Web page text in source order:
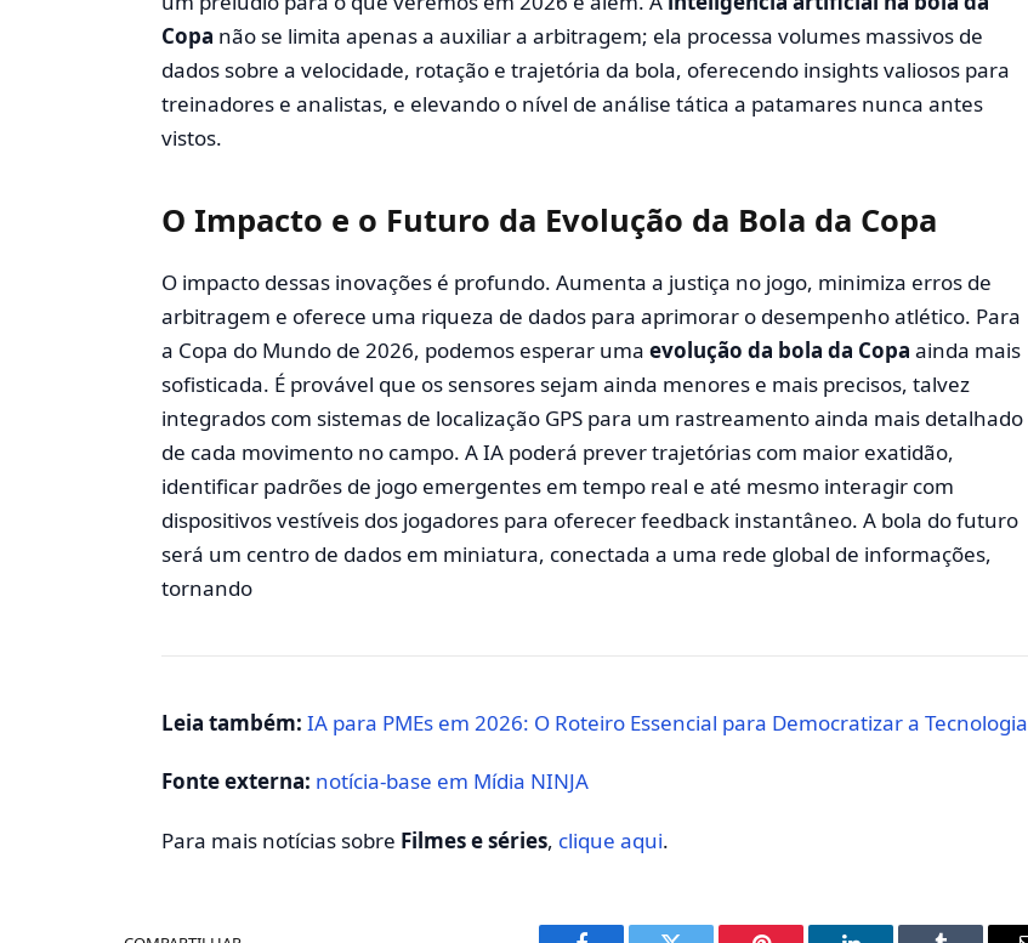
Copa não se limita apenas a auxiliar a arbitragem; ela processa volumes massivos de
dados sobre a velocidade, rotação e trajetória da bola, oferecendo insights valiosos para
treinadores e analistas, e elevando o nível de análise tática a patamares nunca antes
vistos.
O Impacto e o Futuro da Evolução da Bola da Copa
O impacto dessas inovações é profundo. Aumenta a justiça no jogo, minimiza erros de
arbitragem e oferece uma riqueza de dados para aprimorar o desempenho atlético. Para
a Copa do Mundo de 2026, podemos esperar uma evolução da bola da Copa ainda mais
sofisticada. É provável que os sensores sejam ainda menores e mais precisos, talvez
integrados com sistemas de localização GPS para um rastreamento ainda mais detalhado
de cada movimento no campo. A IA poderá prever trajetórias com maior exatidão,
identificar padrões de jogo emergentes em tempo real e até mesmo interagir com
dispositivos vestíveis dos jogadores para oferecer feedback instantâneo. A bola do futuro
será um centro de dados em miniatura, conectada a uma rede global de informações,
tornando
Leia também: IA para PMEs em 2026: O Roteiro Essencial para Democratizar a Tecnologia
Fonte externa: notícia-base em Mídia NINJA
Para mais notícias sobre Filmes e séries, clique aqui.